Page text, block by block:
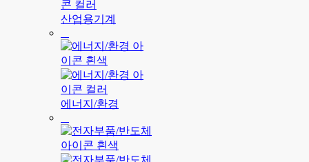
산업용기계
에너지/환경